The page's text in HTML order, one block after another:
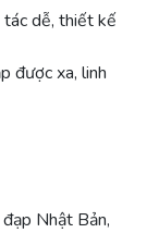
tác dễ, thiết kế
được xa, linh
Nhật Bản,